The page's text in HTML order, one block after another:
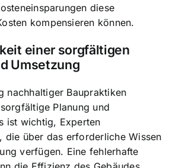
diese
kompensieren können.
einer sorgfältigen
Umsetzung
nachhaltiger Baupraktiken
Planung und
ist wichtig, Experten
die über das erforderliche Wissen
verfügen. Eine fehlerhafte